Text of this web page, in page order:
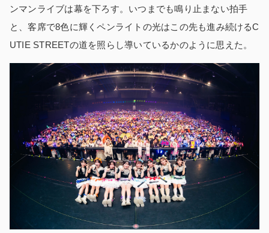
ンマンライブは幕を下ろす。いつまでも鳴り止まない拍手
と、客席で8色に輝くペンライトの光はこの先も進み続けるC
UTIE STREETの道を照らし導いているかのように思えた。